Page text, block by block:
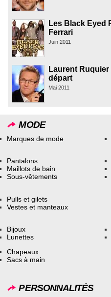
Les Black Eyed
Ferrari
Juin 2011
Laurent
départ
Mai 2011
MODE
Marques de mode
Pantalons
Maillots de bain
Sous-vêtements
Pulls et gilets
Vestes et manteaux
Bijoux
Lunettes
Chapeaux
Sacs à main
PERSONNALITÉS